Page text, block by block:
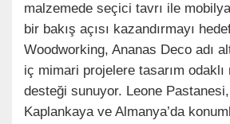
malzemede seçici tavrı ile
bir bakış açısı kazandırmayı
Woodworking, Ananas Deco adı
iç mimari projelere tasarım
desteği sunuyor. Leone
Kaplankaya ve Almanya’da